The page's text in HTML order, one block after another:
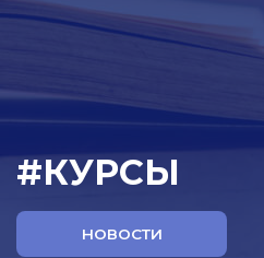
#КУРСЫ
НОВОСТИ